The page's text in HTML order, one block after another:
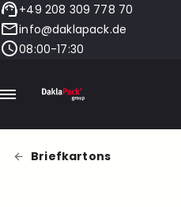
+49 208 309 778 70
info@daklapack.de
08:00-17:30
Briefkartons